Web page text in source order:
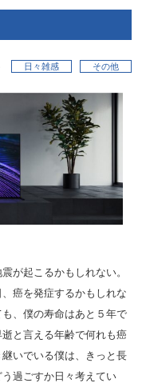
日々雑感 その他
が起こるかもしれない。
癌を発症するかもしれな
、僕の寿命はあと５年で
と言える年齢で何れも癌
いでいる僕は、きっと長
過ごすか日々考えてい